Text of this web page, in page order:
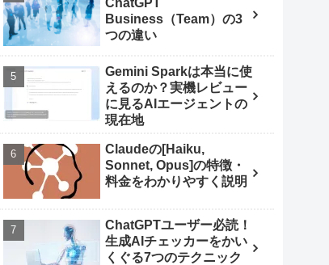
Business（Team）の3
つの違い
Gemini Sparkは本当に使
えるのか？実機レビュー
に見るAIエージェントの
現在地
Claudeの[Haiku,
Sonnet, Opus]の特徴・
料金をわかりやすく説明
ChatGPTユーザー必読！
生成AIチェッカーをかい
くぐる7つのテクニック